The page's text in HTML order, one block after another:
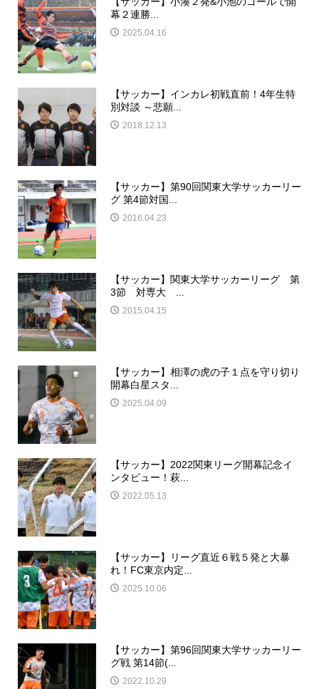
幕２連勝...
2025.04.16
【サッカー】インカレ初戦直前！4年生特
別対談 ～悲願...
2018.12.13
【サッカー】第90回関東大学サッカーリー
グ 第4節対国...
2016.04.23
【サッカー】関東大学サッカーリーグ 第
3節 対専大 ...
2015.04.15
【サッカー】相澤の虎の子１点を守り切り
開幕白星スタ...
2025.04.09
【サッカー】2022関東リーグ開幕記念イ
ンタビュー！萩...
2022.05.13
【サッカー】リーグ直近６戦５発と大暴
れ！FC東京内定...
2025.10.06
【サッカー】第96回関東大学サッカーリー
グ戦 第14節(...
2022.10.29